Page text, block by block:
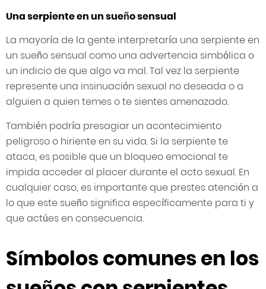
Una serpiente en un sueño sensual
La mayoría de la gente interpretaría una serpiente en
un sueño sensual como una advertencia simbólica o
un indicio de que algo va mal. Tal vez la serpiente
represente una insinuación sexual no deseada o a
alguien a quien temes o te sientes amenazado.
También podría presagiar un acontecimiento
peligroso o hiriente en su vida. Si la serpiente te
ataca, es posible que un bloqueo emocional te
impida acceder al placer durante el acto sexual. En
cualquier caso, es importante que prestes atención a
lo que este sueño significa específicamente para ti y
que actúes en consecuencia.
Símbolos comunes en los